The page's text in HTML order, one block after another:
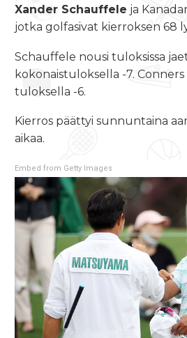
Xander Schauffele ja
jotka golfasivat kierroksen 68
Schauffele nousi tuloksissa
kokonaistuloksella -7.
tuloksella -6.
Kierros päättyi sunnuntaina
aikaa.
Embed from Getty Images